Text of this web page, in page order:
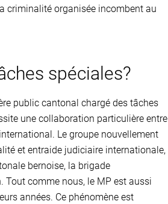
criminalité organisée incombent au
spéciales?
public cantonal chargé des tâches
une collaboration particulière entre
Le groupe nouvellement
et entraide judiciaire internationale,
bernoise, la brigade
Tout comme nous, le MP est aussi
années. Ce phénomène est